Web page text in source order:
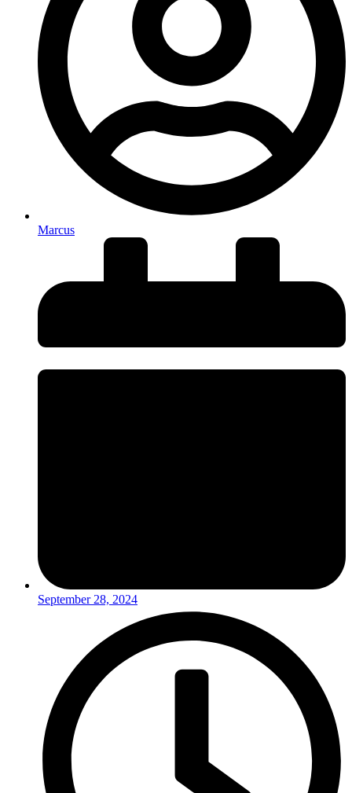
Marcus
September 28, 2024